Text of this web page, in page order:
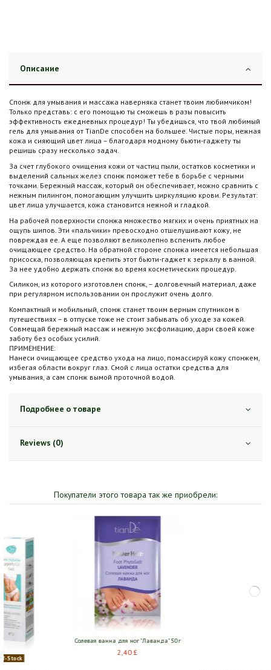
Описание
Спонж для умывания и массажа наверняка станет твоим любимчиком!
Только представь: с его помощью ты сможешь в разы повысить
эффективность ежедневных процедур! Ты убедишься, что твой любимый
гель для умывания от TianDe способен на большее. Чистые поры, нежная
кожа и сияющий цвет лица – благодаря модному бьюти-гаджету ты
решишь сразу несколько задач.
За счет глубокого очищения кожи от частиц пыли, остатков косметики и
выделений сальных желез спонж поможет тебе в борьбе с черными
точками. Бережный массаж, который он обеспечивает, можно сравнить с
нежным пилингом, помогающим улучшить циркуляцию крови. Результат:
цвет лица улучшается, кожа становится нежной и гладкой.
На рабочей поверхности спонжа множество мягких и очень приятных на
ощупь шипов. Эти «пальчики» превосходно отшелушивают кожу, не
повреждая ее. А еще позволяют великолепно вспенить любое
очищающее средство. На обратной стороне спонжа имеется небольшая
присоска, позволяющая крепить этот бьюти-гаджет к зеркалу в ванной.
За нее удобно держать спонж во время косметических процедур.
Силикон, из которого изготовлен спонж, – долговечный материал, даже
при регулярном использовании он прослужит очень долго.
Компактный и мобильный, спонж станет твоим верным спутником в
путешествиях – в отпуске тоже не стоит забывать об уходе за кожей.
Совмещай бережный массаж и нежную эксфолиацию, дари своей коже
заботу без особых усилий.
ПРИМЕНЕНИЕ:
Нанеси очищающее средство ухода на лицо, помассируй кожу спонжем,
избегая области вокруг глаз. Смой с лица остатки средства для
умывания, а сам спонж вымой проточной водой.
Подробнее о товаре
Reviews (0)
Покупатели этого товара так же приобрели:
50г